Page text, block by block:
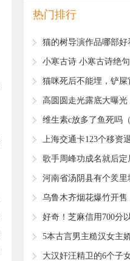
热门排行
猫的树导演作品哪部
部经典作品推荐）
​小寒古诗 小寒古诗绝句
猫咪死后不能埋，铲屎
高圆圆走光露底大曝光
光，网友们：很有凸点
维生素c放多了鱼死吗
放一次）
上海交通卡123个移资
歌手周峰功成名就后定
却失踪至今
河南省汤阴县有个羑
八个阵势，像迷宫一样
乌鲁木齐烟花爆竹开售
布，看看你家附近的有
好奇！芝麻信用700分
什么人？客服给出答案
​5本古言男主糙汉女主
但我定让你做天下的皇
大汉奸汪精卫的6个子